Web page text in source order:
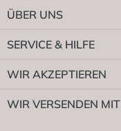
ÜBER UNS
SERVICE & HILFE
WIR AKZEPTIEREN
WIR VERSENDEN MIT